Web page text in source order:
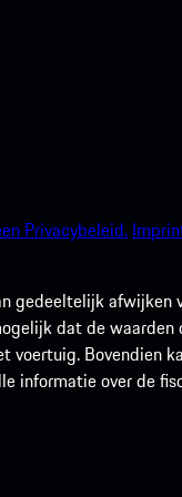
Privacybeleid.
gedeeltelijk
dat de waarden
Bovendien
informatie over de